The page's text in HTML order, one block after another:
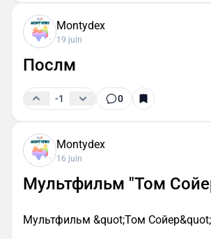
Montydex
19 juin
Послм
-1 0
Montydex
16 juin
Мультфильм "Том
Мультфильм &quot;Том Сойер&quot;